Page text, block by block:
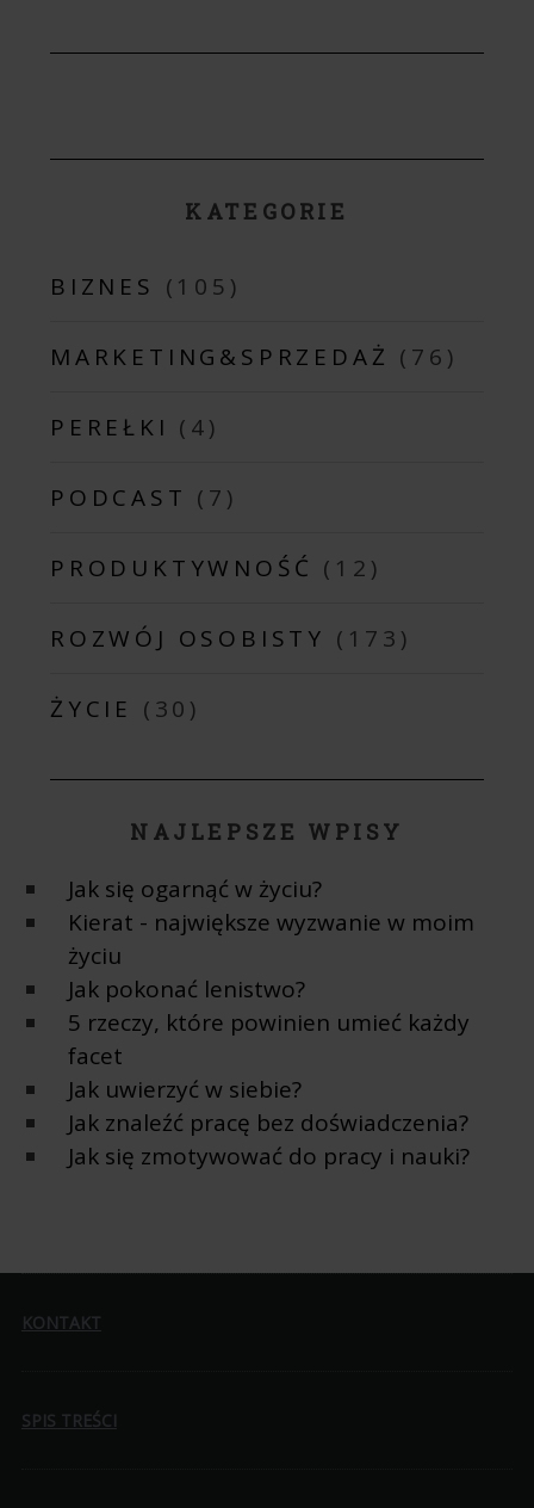
KATEGORIE
BIZNES (105)
MARKETING&SPRZEDAŻ (76)
PEREŁKI (4)
PODCAST (7)
PRODUKTYWNOŚĆ (12)
ROZWÓJ OSOBISTY (173)
ŻYCIE (30)
NAJLEPSZE WPISY
Jak się ogarnąć w życiu?
Kierat - największe wyzwanie w moim
życiu
Jak pokonać lenistwo?
5 rzeczy, które powinien umieć każdy
facet
Jak uwierzyć w siebie?
Jak znaleźć pracę bez doświadczenia?
Jak się zmotywować do pracy i nauki?
KONTAKT
SPIS TREŚCI